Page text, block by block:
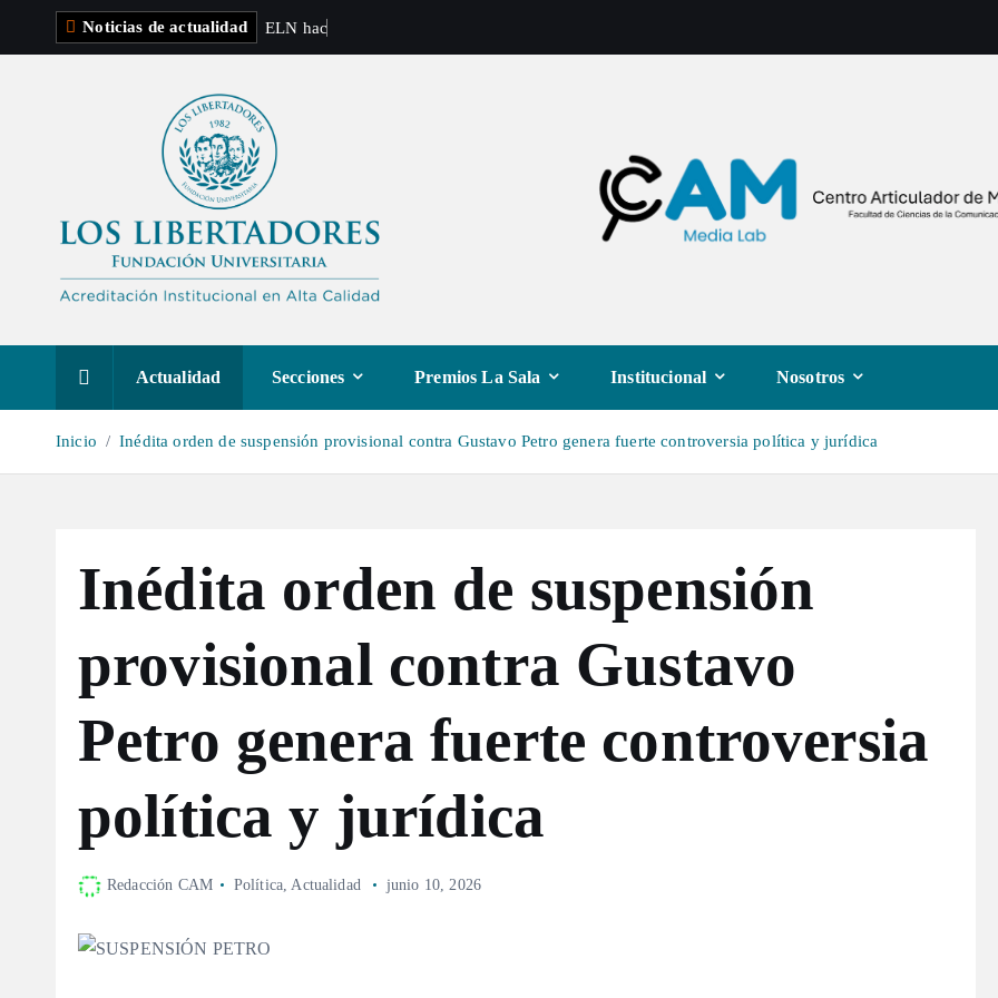
t
Noticias de actualidad ELN hac
Actualidad Secciones Premios La Sala Institucional Nosotros
Inicio Inédita orden de suspensión provisional contra Gustavo Petro genera fuerte controversia política y jurídica
Inédita orden de suspensión
provisional contra Gustavo
Petro genera fuerte controversia
política y jurídica
Redacción CAM Política Actualidad junio 10, 2026